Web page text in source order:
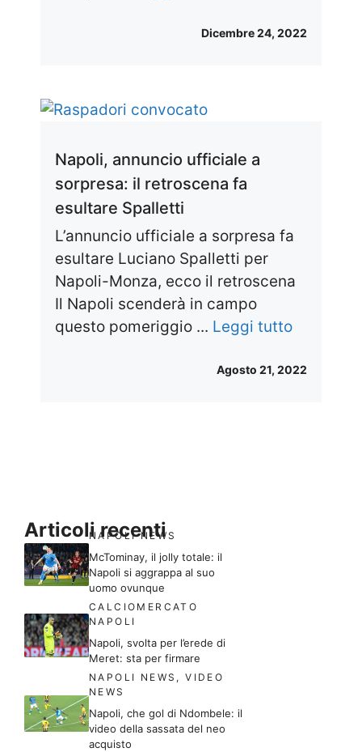
Dicembre 24, 2022
Napoli, annuncio ufficiale a
sorpresa: il retroscena fa
esultare Spalletti
L’annuncio ufficiale a sorpresa fa
esultare Luciano Spalletti per
Napoli-Monza, ecco il retroscena
Il Napoli scenderà in campo
questo pomeriggio ... Leggi tutto
Agosto 21, 2022
Articoli recenti
NAPOLI NEWS
McTominay, il jolly totale: il
Napoli si aggrappa al suo
uomo ovunque
CALCIOMERCATO
NAPOLI
Napoli, svolta per l’erede di
Meret: sta per firmare
NAPOLI NEWS ,VIDEO
NEWS
Napoli, che gol di Ndombele: il
video della sassata del neo
acquisto